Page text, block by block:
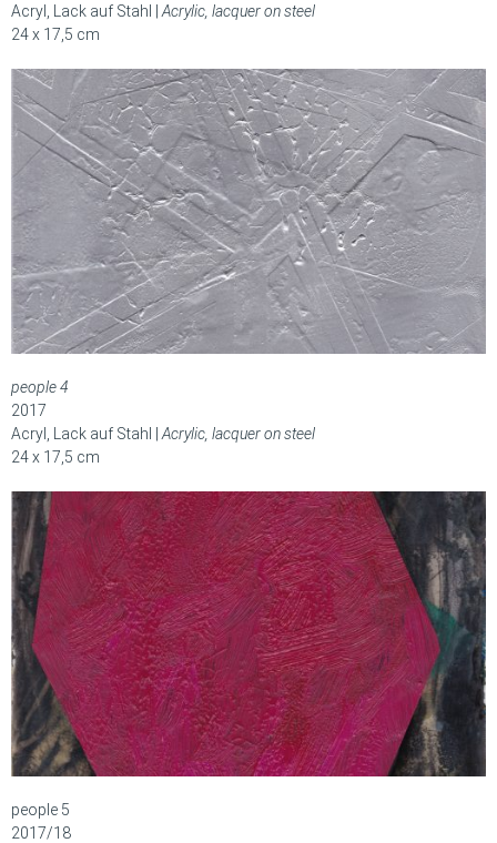
Acryl, Lack auf Stahl | Acrylic, lacquer on steel
24 x 17,5 cm
people 4
2017
Acryl, Lack auf Stahl | Acrylic, lacquer on steel
24 x 17,5 cm
people 5
2017/18